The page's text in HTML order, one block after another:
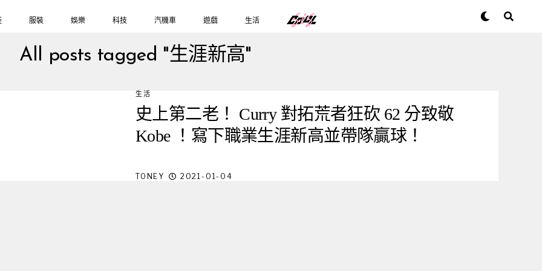
服裝 娛樂 科技 汽機車 遊戲 生活
All posts tagged "生涯新高"
生活
史上第二老！ Curry 對拓荒者狂砍 62 分致敬
Kobe ！寫下職業生涯新高並帶隊贏球！
TONEY 2021-01-04